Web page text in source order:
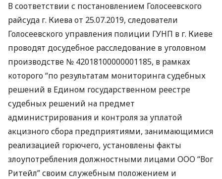
В соответствии с постановлением Голосеевского
райсуда г. Киева от 25.07.2019, следователи
Голосеевского управления полиции ГУНП в г. Киеве
проводят досудебное расследование в уголовном
производстве № 42018100000001185, в рамках
которого “по результатам мониторинга судебных
решений в Едином государственном реестре
судебных решений на предмет
администрирования и контроля за уплатой
акцизного сбора предприятиями, занимающимися
реализацией горючего, установлены факты
злоупотребления должностными лицами ООО “Вог
Ритейл” своим служебным положением и